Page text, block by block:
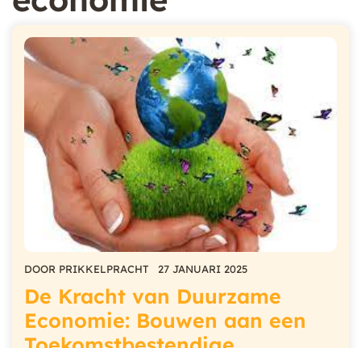
DOOR PRIKKELPRACHT 27 JANUARI 2025
De Kracht van Duurzame
Economie: Bouwen aan een